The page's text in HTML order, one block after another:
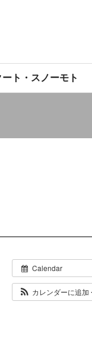
ト・スノーモト
Calendar
カレンダーに追加